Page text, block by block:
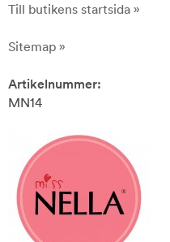
Till butikens startsida »
Sitemap »
Artikelnummer:
MN14